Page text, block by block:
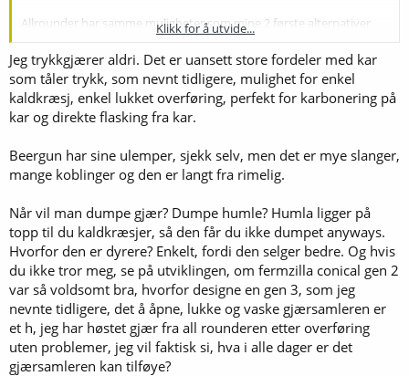
Allrounder har samme muligheter som mine 2 første alternativer
men mangler mulighet for å dumpe humle og gjær. Det er mulig det
er noe jeg misser her men når denne er dyrere enn Fermzilla 27L
hvorfor gå for denne?
Veldig dumt spørsmål. Hvordan får man ølet ut av Allrounder,
Snubnose og Fermzilla Conical?
Klikk for å utvide...
Jeg trykkgjærer aldri. Det er uansett store fordeler med kar
som tåler trykk, som nevnt tidligere, mulighet for enkel
kaldkræsj, enkel lukket overføring, perfekt for karbonering på
kar og direkte flasking fra kar.
Beergun har sine ulemper, sjekk selv, men det er mye slanger,
mange koblinger og den er langt fra rimelig.
Når vil man dumpe gjær? Dumpe humle? Humla ligger på
topp til du kaldkræsjer, så den får du ikke dumpet anyways.
Hvorfor den er dyrere? Enkelt, fordi den selger bedre. Og hvis
du ikke tror meg, se på utviklingen, om fermzilla conical gen 2
var så voldsomt bra, hvorfor designe en gen 3, som jeg
nevnte tidligere, det å åpne, lukke og vaske gjærsamleren er
et h, jeg har høstet gjær fra all rounderen etter overføring
uten problemer, jeg vil faktisk si, hva i alle dager er det
gjærsamleren kan tilføye?